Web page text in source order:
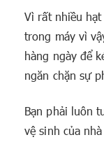
Vì rất nhiều
trong máy vì
hàng ngày để
ngăn chặn sự
Bạn phải luôn
vệ sinh của